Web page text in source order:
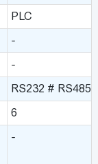
PLC
-
-
RS232 # RS485
6
-